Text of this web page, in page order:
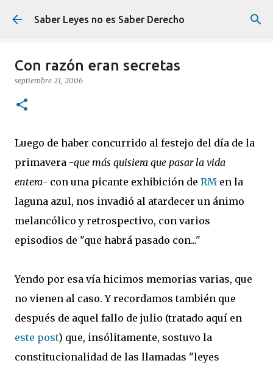
Ir al contenido principal
Saber Leyes no es Saber Derecho
Con razón eran secretas
septiembre 21, 2006
Luego de haber concurrido al festejo del día de la
primavera -que más quisiera que pasar la vida
entera- con una picante exhibición de RM en la
laguna azul, nos invadió al atardecer un ánimo
melancólico y retrospectivo, con varios
episodios de "que habrá pasado con..."
Yendo por esa vía hicimos memorias varias, que
no vienen al caso. Y recordamos también que
después de aquel fallo de julio (tratado aquí en
este post) que, insólitamente, sostuvo la
constitucionalidad de las llamadas "leyes